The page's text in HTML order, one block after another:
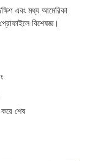
এবং মধ্য আমেরিকা
বিশেষজ্ঞ।
শেষ